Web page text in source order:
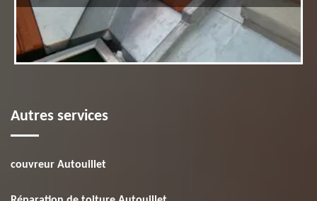
Autres services
couvreur Autouillet